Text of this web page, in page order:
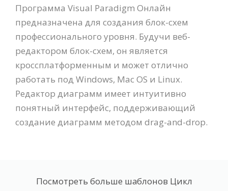
Программа Visual Paradigm Онлайн
предназначена для создания блок-схем
профессионального уровня. Будучи веб-
редактором блок-схем, он является
кроссплатформенным и может отлично
работать под Windows, Mac OS и Linux.
Редактор диаграмм имеет интуитивно
понятный интерфейс, поддерживающий
создание диаграмм методом drag-and-drop.
Посмотреть больше шаблонов Цикл